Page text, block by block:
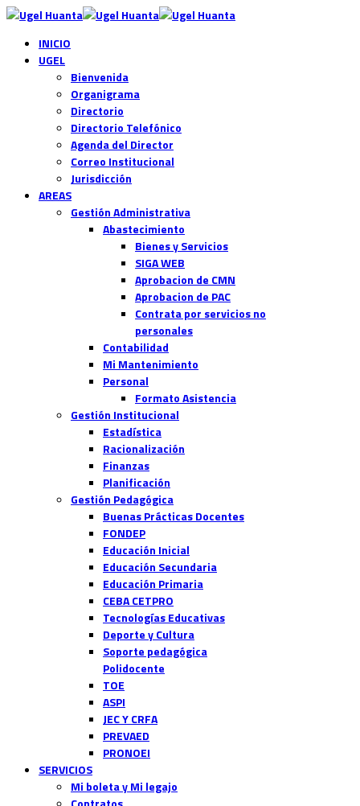
INICIO
UGEL
Bienvenida
Organigrama
Directorio
Directorio Telefónico
Agenda del Director
Correo Institucional
Jurisdicción
AREAS
Gestión Administrativa
Abastecimiento
Bienes y Servicios
SIGA WEB
Aprobacion de CMN
Aprobacion de PAC
Contrata por servicios no
personales
Contabilidad
Mi Mantenimiento
Personal
Formato Asistencia
Gestión Institucional
Estadística
Racionalización
Finanzas
Planificación
Gestión Pedagógica
Buenas Prácticas Docentes
FONDEP
Educación Inicial
Educación Secundaria
Educación Primaria
CEBA CETPRO
Tecnologías Educativas
Deporte y Cultura
Soporte pedagógica
Polidocente
TOE
ASPI
JEC Y CRFA
PREVAED
PRONOEI
SERVICIOS
Mi boleta y Mi legajo